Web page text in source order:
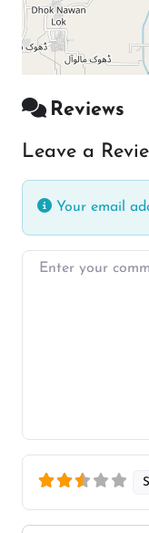
Reviews
Leave a
Your email
Enter your